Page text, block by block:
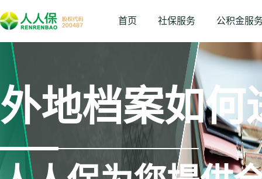
首页 社保服务 公积金服
外地档案如何